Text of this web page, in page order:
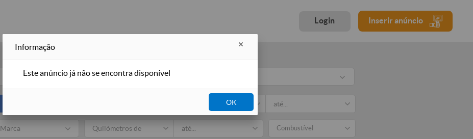
Login Inserir anúncio
Marca Combustível
Informação
Este anúncio já não se encontra disponível
OK